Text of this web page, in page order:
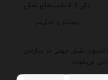
یکی از قابلیت‌های اصلی
بیشتر و جزئی‌تر
نقش مهمی در سازمان
می‌شوند.